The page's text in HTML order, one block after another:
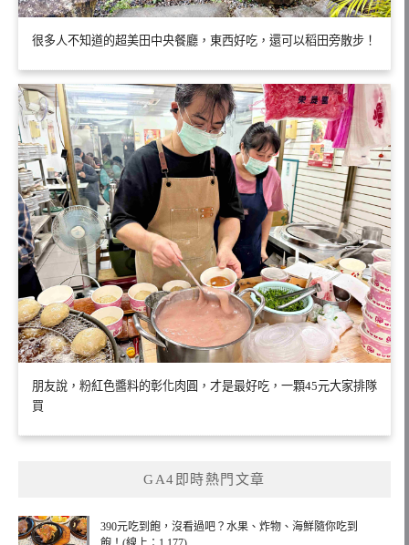
很多人不知道的超美田中央餐廳，東西好吃，還可以稻田旁散步！
朋友說，粉紅色醬料的彰化肉圓，才是最好吃，一顆45元大家排隊
買
GA4即時熱門文章
390元吃到飽，沒看過吧？水果、炸物、海鮮隨你吃到